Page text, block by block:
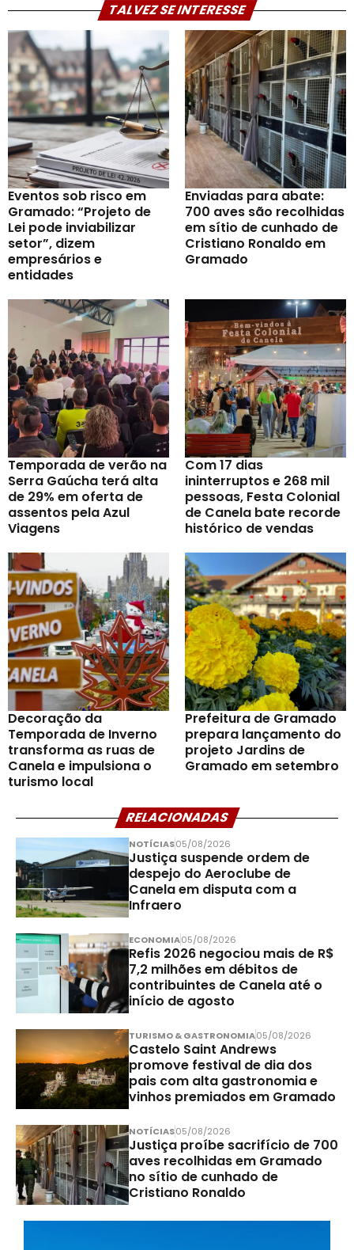
TALVEZ SE INTERESSE
Eventos sob risco em
Gramado: “Projeto de
Lei pode inviabilizar
setor”, dizem
empresários e
entidades
Enviadas para abate:
700 aves são recolhidas
em sítio de cunhado de
Cristiano Ronaldo em
Gramado
Temporada de verão na
Serra Gaúcha terá alta
de 29% em oferta de
assentos pela Azul
Viagens
Com 17 dias
ininterruptos e 268 mil
pessoas, Festa Colonial
de Canela bate recorde
histórico de vendas
Decoração da
Temporada de Inverno
transforma as ruas de
Canela e impulsiona o
turismo local
Prefeitura de Gramado
prepara lançamento do
projeto Jardins de
Gramado em setembro
RELACIONADAS
NOTÍCIAS05/08/2026
Justiça suspende ordem de
despejo do Aeroclube de
Canela em disputa com a
Infraero
ECONOMIA05/08/2026
Refis 2026 negociou mais de R$
7,2 milhões em débitos de
contribuintes de Canela até o
início de agosto
TURISMO & GASTRONOMIA05/08/2026
Castelo Saint Andrews
promove festival de dia dos
pais com alta gastronomia e
vinhos premiados em Gramado
NOTÍCIAS05/08/2026
Justiça proíbe sacrifício de 700
aves recolhidas em Gramado
no sítio de cunhado de
Cristiano Ronaldo